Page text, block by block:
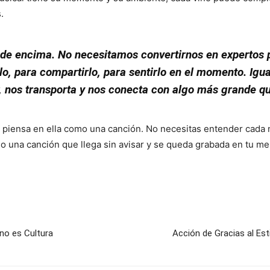
encima. No necesitamos convertirnos en
para compartirlo, para sentirlo en el momento.
nos transporta y nos conecta con algo más grande
en ella como una canción. No necesitas entender
una canción que llega sin avisar y se queda grabada en tu
es Cultura Acción de Gracias al